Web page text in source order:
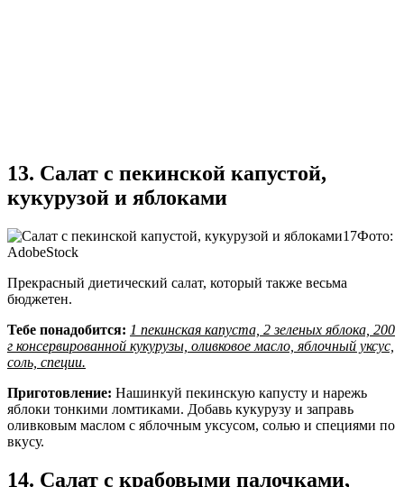
13. Салат с пекинской капустой,
кукурузой и яблоками
Фото:
AdobeStock
Прекрасный диетический салат, который также весьма
бюджетен.
Тебе понадобится: 1 пекинская капуста, 2 зеленых яблока, 200
г консервированной кукурузы, оливковое масло, яблочный уксус,
соль, специи.
Приготовление: Нашинкуй пекинскую капусту и нарежь
яблоки тонкими ломтиками. Добавь кукурузу и заправь
оливковым маслом с яблочным уксусом, солью и специями по
вкусу.
14. Салат с крабовыми палочками,